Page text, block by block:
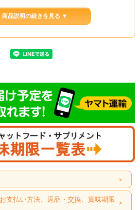
品説明の続きを見る ▼
支払い方法、返品・交換、賞味期限